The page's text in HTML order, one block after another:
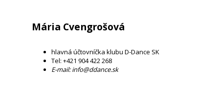
Mária Cvengrošová ​
hlavná účtovníčka klubu D-Dance SK
Tel: +421 904 422 268
E-mail: info@ddance.sk